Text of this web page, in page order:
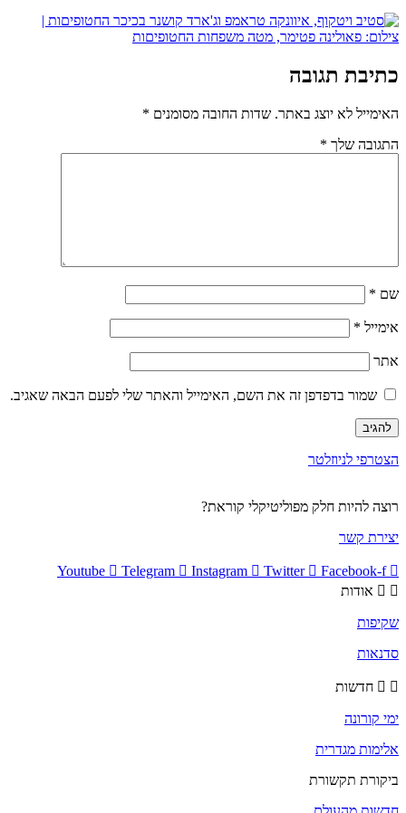
כתיבת תגובה
האימייל לא יוצג באתר. שדות החובה מסומנים *
התגובה שלך *
שם *
אימייל *
אתר
שמור בדפדפן זה את השם, האימייל והאתר שלי לפעם הבאה שאגיב.
הצטרפי לניוזלטר
רוצה להיות חלק מפוליטיקלי קוראת?
יצירת קשר
Youtube Telegram Instagram Twitter
Facebook-f
אודות
שקיפות
סדנאות
חדשות
ימי קורונה
אלימות מגדרית
ביקורת תקשורת